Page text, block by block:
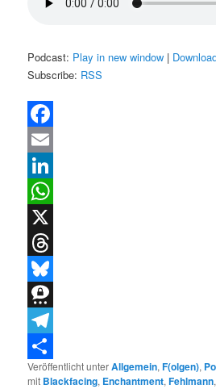
Podcast: Play in new window |
Subscribe: RSS
Facebook
Email
LinkedIn
WhatsApp
X
Threads
Bluesky
Threema
Telegram
Teilen
Veröffentlicht unterAllgemein,F(olgen),
mit Blackfacing, Enchantment,Fehlmann